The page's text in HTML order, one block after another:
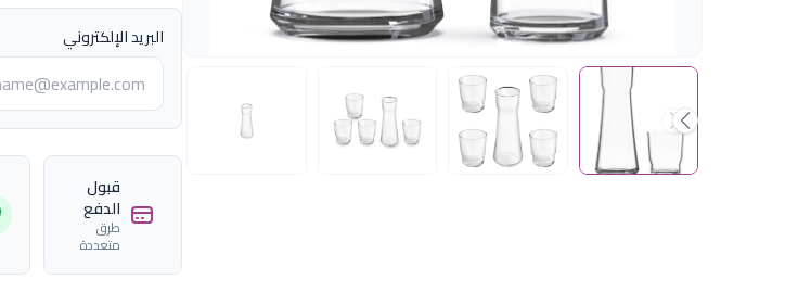
البريد الإلكتروني
قبول
الدفع
طرق
متعددة